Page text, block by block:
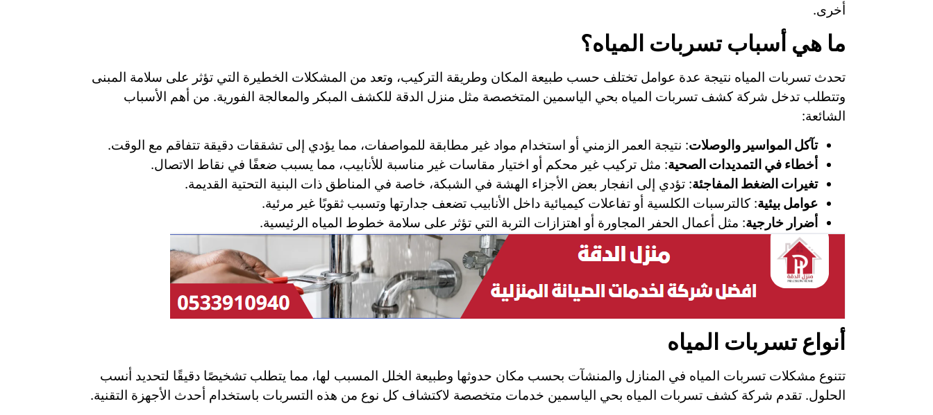
أخرى.
ما هي أسباب تسربات المياه؟
تحدث تسربات المياه نتيجة عدة عوامل تختلف حسب طبيعة المكان وطريقة التركيب، وتعد من المشكلات الخطيرة التي تؤثر على سلامة المبنى
وتتطلب تدخل شركة كشف تسربات المياه بحي الياسمين المتخصصة مثل منزل الدقة للكشف المبكر والمعالجة الفورية. من أهم الأسباب
الشائعة:
تآكل المواسير والوصلات: نتيجة العمر الزمني أو استخدام مواد غير مطابقة للمواصفات، مما يؤدي إلى تشققات دقيقة تتفاقم مع الوقت.
أخطاء في التمديدات الصحية: مثل تركيب غير محكم أو اختيار مقاسات غير مناسبة للأنابيب، مما يسبب ضعفًا في نقاط الاتصال.
تغيرات الضغط المفاجئة: تؤدي إلى انفجار بعض الأجزاء الهشة في الشبكة، خاصة في المناطق ذات البنية التحتية القديمة.
عوامل بيئية: كالترسبات الكلسية أو تفاعلات كيميائية داخل الأنابيب تضعف جدارتها وتسبب ثقوبًا غير مرئية.
أضرار خارجية: مثل أعمال الحفر المجاورة أو اهتزازات التربة التي تؤثر على سلامة خطوط المياه الرئيسية.
أنواع تسربات المياه
تتنوع مشكلات تسربات المياه في المنازل والمنشآت بحسب مكان حدوثها وطبيعة الخلل المسبب لها، مما يتطلب تشخيصًا دقيقًا لتحديد أنسب
الحلول. تقدم شركة كشف تسربات المياه بحي الياسمين خدمات متخصصة لاكتشاف كل نوع من هذه التسربات باستخدام أحدث الأجهزة التقنية.